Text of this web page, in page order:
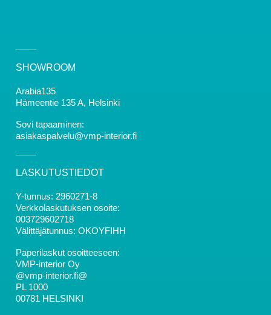
SHOWROOM
Arabia135
Hämeentie 135 A, Helsinki
Sovi tapaaminen:
asiakaspalvelu@vmp-interior.fi
LASKUTUSTIEDOT
Y-tunnus: 2960271-8
Verkkolaskutuksen osoite:
003729602718
Välittäjätunnus: OKOYFIHH
Paperilaskut osoitteeseen:
VMP-interior Oy
@vmp-interior.fi@
PL 1000
00781 HELSINKI